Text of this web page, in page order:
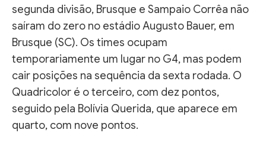
segunda divisão, Brusque e Sampaio Corrêa não
saíram do zero no estádio Augusto Bauer, em
Brusque (SC). Os times ocupam
temporariamente um lugar no G4, mas podem
cair posições na sequência da sexta rodada. O
Quadricolor é o terceiro, com dez pontos,
seguido pela Bolívia Querida, que aparece em
quarto, com nove pontos.